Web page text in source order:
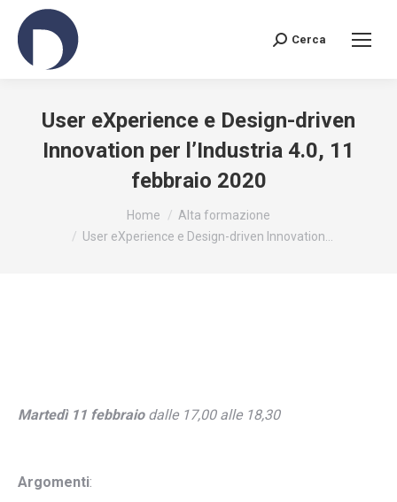
Search:
Cerca
User eXperience e Design-driven
Innovation per l’Industria 4.0, 11
febbraio 2020
Home
Alta formazione
User eXperience e Design-driven Innovation…
Martedì 11 febbraiodalle 17,00 alle 18,30
Argomenti: